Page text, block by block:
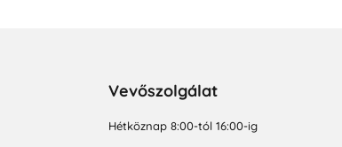
Vevőszolgálat
Hétköznap 8:00-tól 16:00-ig